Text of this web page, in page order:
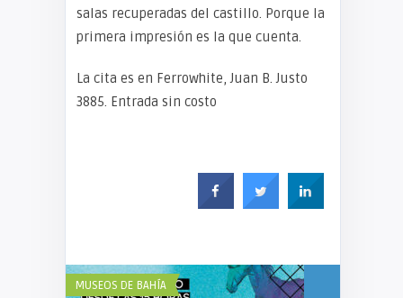
salas recuperadas del castillo. Porque la
primera impresión es la que cuenta.
La cita es en Ferrowhite, Juan B. Justo
3885. Entrada sin costo
MUSEOS DE BAHÍA